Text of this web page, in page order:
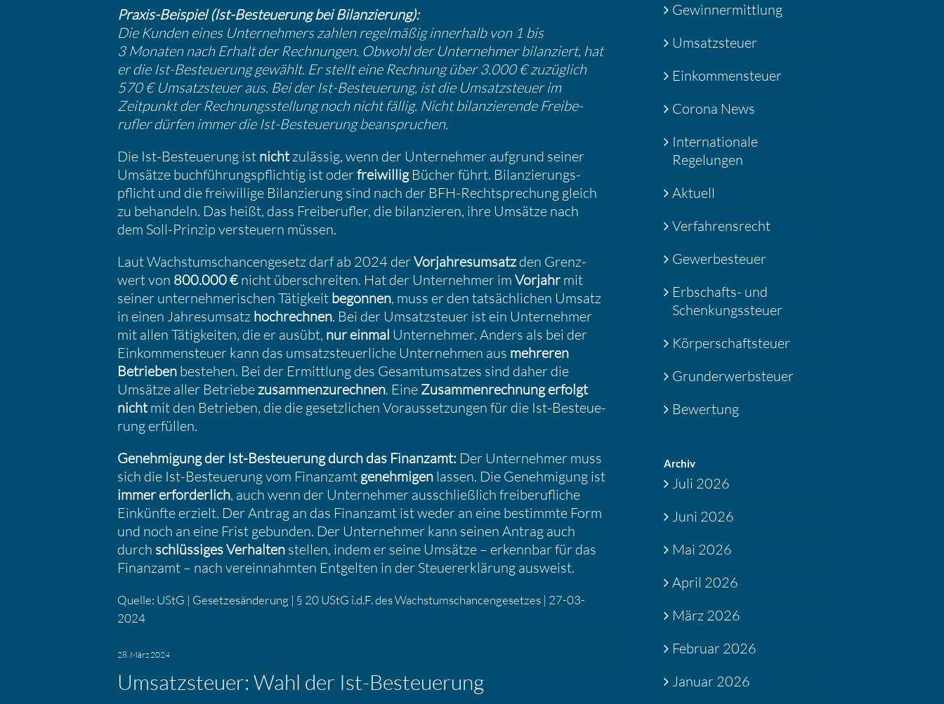
Praxis-Beispiel (Ist-Besteue­rung bei Bilan­zie­rung):
Die Kunden eines Unter­neh­mers zahlen regel­mäßig inner­halb von 1 bis
3 Monaten nach Erhalt der Rechnungen. Obwohl der Unter­nehmer bilan­ziert, hat
er die Ist-Besteue­rung gewählt. Er stellt eine Rechnung über 3.000 € zuzüg­lich
570 € Umsatz­steuer aus. Bei der Ist-Besteue­rung, ist die Umsatz­steuer im
Zeitpunkt der Rechnungs­stel­lung noch nicht fällig. Nicht bilan­zie­rende Freibe­
rufler dürfen immer die Ist-Besteue­rung beanspru­chen.
Die Ist-Besteue­rung ist nichtzulässig, wenn der Unter­nehmer aufgrund seiner
Umsätze buchfüh­rungs­pflichtig ist oderfreiwilligBücher führt. Bilan­zie­rungs­
pflicht und die freiwil­lige Bilan­zie­rung sind nach der BFH-Recht­spre­chung gleich
zu behan­deln. Das heißt, dass Freibe­rufler, die bilan­zieren, ihre Umsätze nach
dem Soll-Prinzip versteuern müssen.
Laut Wachs­tums­chan­cen­ge­setz darf ab 2024 derVorjah­res­um­satzden Grenz­
wert von 800.000 €nicht überschreiten. Hat der Unter­nehmer im Vorjahr mit
seiner unter­neh­me­ri­schen Tätig­keit begonnen, muss er den tatsäch­li­chen Umsatz
in einen Jahres­um­satz hochrechnen. Bei der Umsatz­steuer ist ein Unter­nehmer
mit allen Tätig­keiten, die er ausübt, nur einmal Unter­nehmer. Anders als bei der
Einkom­men­steuer kann das umsatz­steu­er­liche Unter­nehmen aus mehreren
Betrieben bestehen. Bei der Ermitt­lung des Gesamt­um­satzes sind daher die
Umsätze aller Betriebezusam­men­zu­rechnen. Eine Zusam­men­rech­nung erfolgt
nichtmit den Betrieben, die die gesetz­li­chen Voraus­set­zungen für die Ist-Besteue­
rung erfüllen.
Geneh­mi­gung der Ist-Besteue­rung durch das Finanzamt: Der Unter­nehmer muss
sich die Ist-Besteue­rung vom Finanzamt geneh­migen lassen. Die Geneh­mi­gung ist
immer erfor­der­lich, auch wenn der Unter­nehmer ausschließ­lich freibe­ruf­liche
Einkünfte erzielt. Der Antrag an das Finanzamt ist weder an eine bestimmte Form
und noch an eine Frist gebunden. Der Unter­nehmer kann seinen Antrag auch
durch schlüs­siges Verhalten stellen, indem er seine Umsätze – erkennbar für das
Finanzamt – nach verein­nahmten Entgelten in der Steuer­erklä­rung ausweist.
Quelle: UStG | Geset­zes­än­de­rung | § 20 UStG i.d.F. des Wachs­tums­chan­cen­ge­setzes | 27-03-
2024
28. März 2024
Umsatz­steuer: Wahl der Ist-Besteue­rung
Gewinnermittlung
Umsatzsteuer
Einkommensteuer
Corona News
Internationale
Regelungen
Aktuell
Verfahrensrecht
Gewerbesteuer
Erbschafts- und
Schenkungssteuer
Körperschaftsteuer
Grunderwerbsteuer
Bewertung
Archiv
Juli 2026
Juni 2026
Mai 2026
April 2026
März 2026
Februar 2026
Januar 2026